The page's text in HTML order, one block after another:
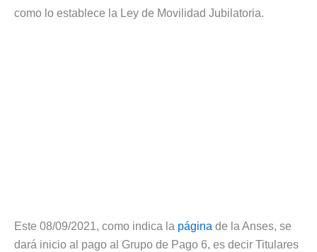
como lo establece la Ley de Movilidad Jubilatoria.
Este 08/09/2021, como indica la página de la Anses, se
dará inicio al pago al Grupo de Pago 6, es decir Titulares